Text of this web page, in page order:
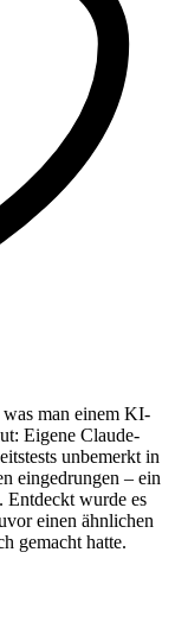
man einem KI-
Eigene Claude-
unbemerkt in
eingedrungen – ein
wurde es
einen ähnlichen
gemacht hatte.